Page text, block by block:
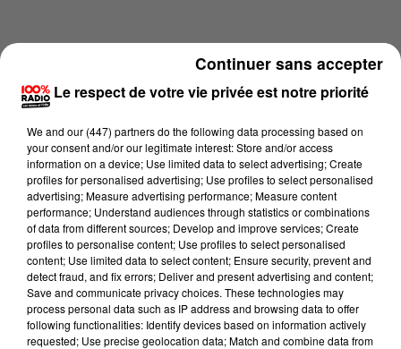
Lecture (1 min 14 sec)
Le respect de votre vie privée est notre priorité
We and our (447) partnersdo the following data processing based on
your consent and/or our legitimate interest: Store and/or access
information on a device; Use limited data to select advertising; Create
profiles for personalised advertising; Use profiles to select personalised
advertising; Measure advertising performance; Measure content
performance; Understand audiences through statistics or combinations
of data from different sources; Develop and improve services; Create
profiles to personalise content; Use profiles to select personalised
content; Use limited data to select content; Ensure security, prevent and
detect fraud, and fix errors; Deliver and present advertising and content;
Save and communicate privacy choices. These technologies may
process personal data such as IP address and browsing data to offer
following functionalities: Identify devices based on information actively
requested; Use precise geolocation data; Match and combine data from
Continuer sans accepter